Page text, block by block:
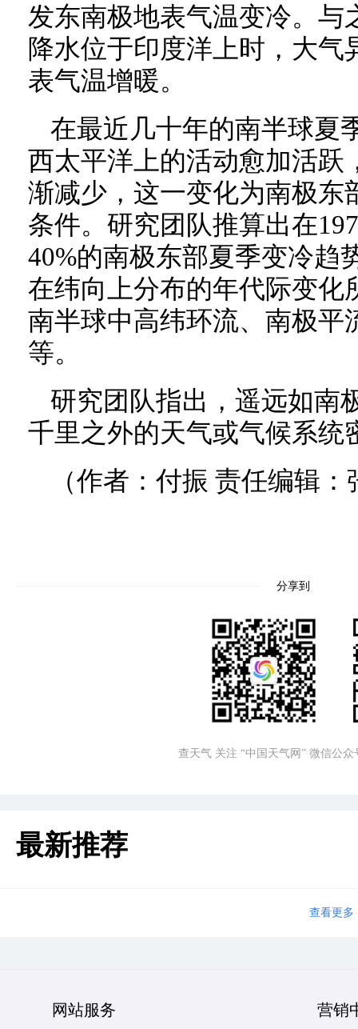
发东南极地表气温变冷。与
降水位于印度洋上时，大
表气温增暖。
在最近几十年的南半球夏
西太平洋上的活动愈加活跃
渐减少，这一变化为南极东
条件。研究团队推算出在
40%的南极东部夏季变冷趋
在纬向上分布的年代际变化
南半球中高纬环流、南极平
等。
研究团队指出，遥远如南
千里之外的天气或气候系统
（作者：付振 责任编辑：
分享到
查天气 关注 “中国天气网” 微信公众
最新推荐
查看更多
网站服务 营销